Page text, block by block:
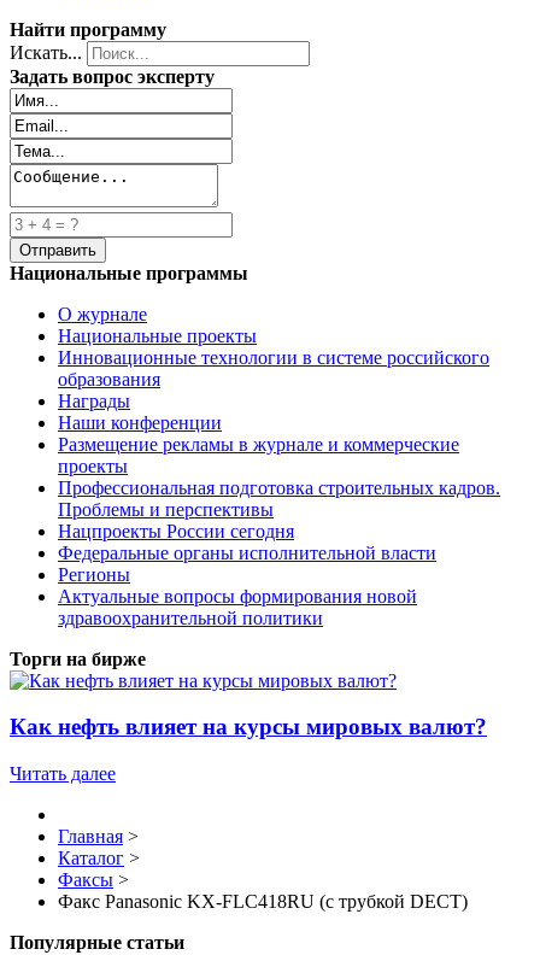
Найти программу
Искать...
Задать вопрос эксперту
Национальные программы
О журнале
Национальные проекты
Инновационные технологии в системе российского
образования
Награды
Наши конференции
Размещение рекламы в журнале и коммерческие
проекты
Профессиональная подготовка строительных кадров.
Проблемы и перспективы
Нацпроекты России сегодня
Федеральные органы исполнительной власти
Регионы
Актуальные вопросы формирования новой
здравоохранительной политики
Торги на бирже
Как нефть влияет на курсы мировых валют?
Читать далее
Главная >
Каталог >
Факсы >
Факс Panasonic KX-FLС418RU (с трубкой DECT)
Популярные статьи